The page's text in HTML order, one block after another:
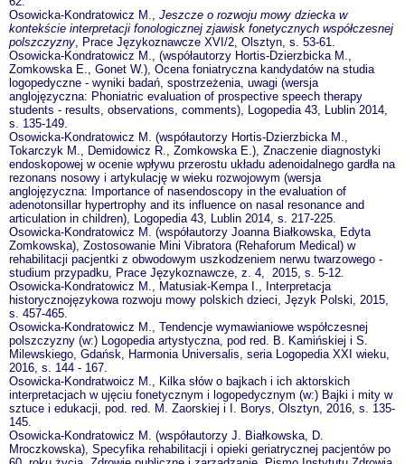
Osowicka-Kondratowicz M., Jeszcze o rozwoju mowy dziecka w
kontekście interpretacji fonologicznej zjawisk fonetycznych współczesnej
polszczyzny, Prace Językoznawcze XVI/2, Olsztyn, s. 53-61.
Osowicka-Kondratowicz M., (współautorzy Hortis-Dzierzbicka M.,
Zomkowska E., Gonet W.), Ocena foniatryczna kandydatów na studia
logopedyczne - wyniki badań, spostrzeżenia, uwagi (wersja
anglojęzyczna: Phoniatric evaluation of prospective speech therapy
students - results, observations, comments), Logopedia 43, Lublin 2014,
s. 135-149.
Osowicka-Kondratowicz M. (współautorzy Hortis-Dzierzbicka M.,
Tokarczyk M., Demidowicz R., Zomkowska E.), Znaczenie diagnostyki
endoskopowej w ocenie wpływu przerostu układu adenoidalnego gardła na
rezonans nosowy i artykulację w wieku rozwojowym (wersja
anglojęzyczna: Importance of nasendoscopy in the evaluation of
adenotonsillar hypertrophy and its influence on nasal resonance and
articulation in children), Logopedia 43, Lublin 2014, s. 217-225.
Osowicka-Kondratowicz M. (współautorzy Joanna Białkowska, Edyta
Zomkowska), Zostosowanie Mini Vibratora (Rehaforum Medical) w
rehabilitacji pacjentki z obwodowym uszkodzeniem nerwu twarzowego -
studium przypadku, Prace Językoznawcze, z. 4, 2015, s. 5-12.
Osowicka-Kondratowicz M., Matusiak-Kempa I., Interpretacja
historycznojęzykowa rozwoju mowy polskich dzieci, Język Polski, 2015,
s. 457-465.
Osowicka-Kondratowicz M., Tendencje wymawianiowe współczesnej
polszczyzny (w:) Logopedia artystyczna, pod red. B. Kamińskiej i S.
Milewskiego, Gdańsk, Harmonia Universalis, seria Logopedia XXI wieku,
2016, s. 144 - 167.
Osowicka-Kondratwoicz M., Kilka słów o bajkach i ich aktorskich
interpretacjach w ujęciu fonetycznym i logopedycznym (w:) Bajki i mity w
sztuce i edukacji, pod. red. M. Zaorskiej i I. Borys, Olsztyn, 2016, s. 135-
145.
Osowicka-Kondratowicz M. (współautorzy J. Białkowska, D.
Mroczkowska), Specyfika rehabilitacji i opieki geriatrycznej pacjentów po